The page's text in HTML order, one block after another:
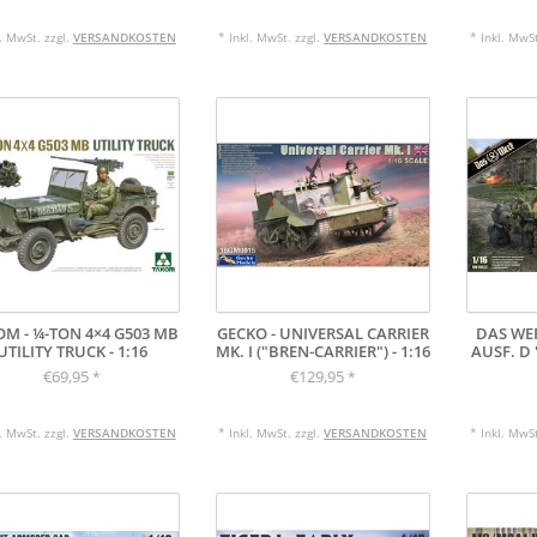
zzgl. VERSANDKOSTEN * Inkl. MwSt. zzgl.VERSANDKOSTEN * Inkl.
- ¼-TON 4×4 G503 MB
TRUCK - 1:16
€69,95 *
zzgl. VERSANDKOSTEN
GECKO - UNIVERSAL CARRIER
MK. I ("BREN-CARRIER") - 1:16
€129,95 *
* Inkl. MwSt. zzgl.VERSANDKOSTEN
DAS
AUSF. D
* Inkl.